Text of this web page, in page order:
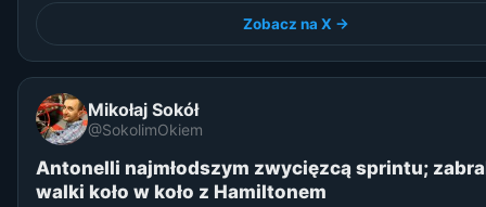
Zobacz na X →
Mikołaj Sokół
@SokolimOkiem
Antonelli najmłodszym zwycięzcą sprintu;
walki koło w koło z Hamiltonem